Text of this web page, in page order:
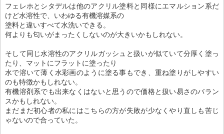
フェレホとシタデルは他のアクリル塗料と同様にエマルション系だ
けど水溶性で、いわゆる有機溶媒系の
塗料と違いすべて水洗いできる。
何よりも匂いがまったくしないのが大きいかもしれない。
そして同じ水溶性のアクリルガッシュと扱いが似ていて分厚く塗っ
たり、マットにフラットに塗ったり
水で溶いて薄く水彩画のように塗る事もでき、重ね塗りがしやすい
のも特徴かもしれない。
有機溶剤系でも出来なくはないと思うので価格と扱い易さのバラン
スかもしれない。
まだまだ初心者の私にはこちらの方が失敗が少なくやり直しも苦じ
ゃないので合っていた。